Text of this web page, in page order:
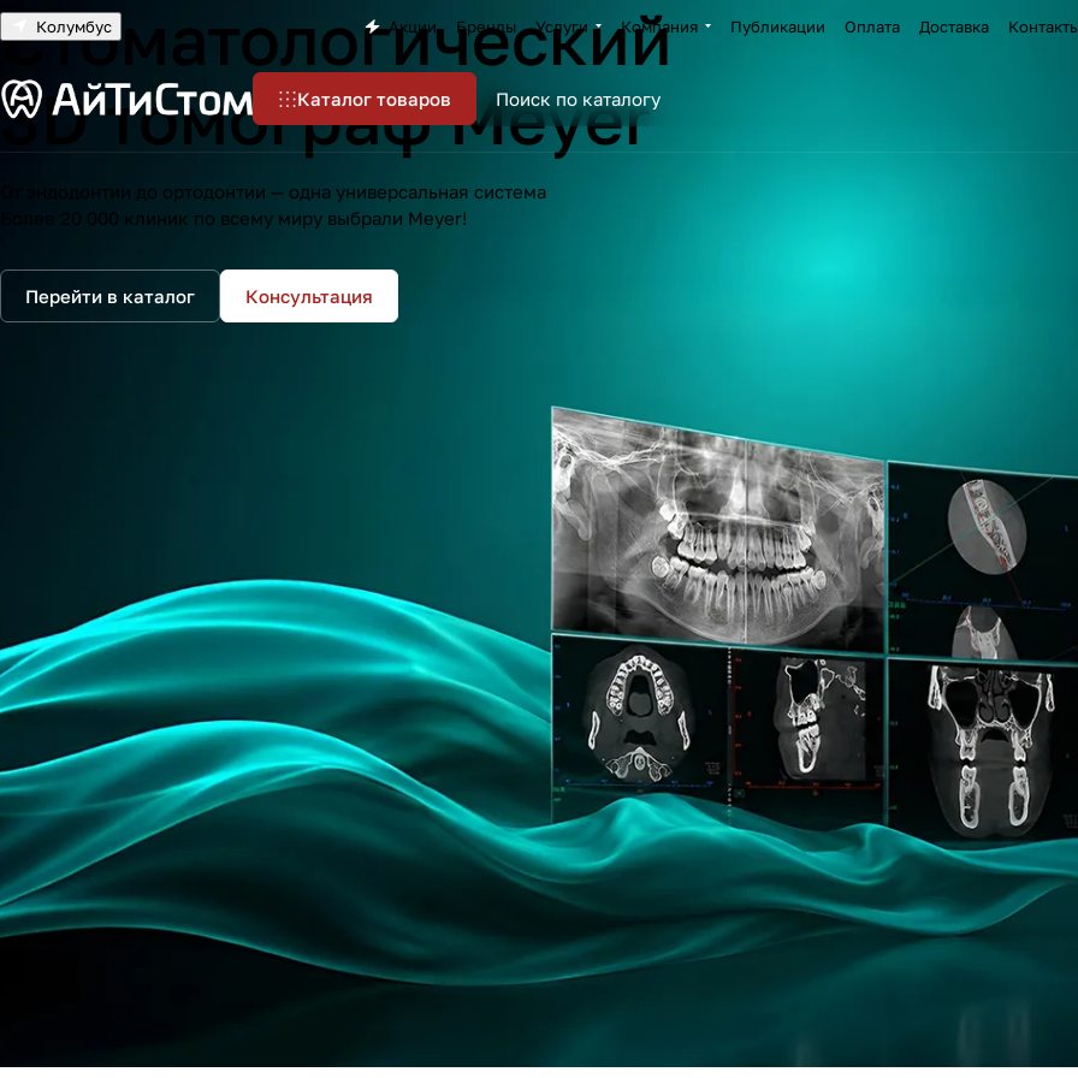
Колумбус Акции Бренды Услуги Компания Публикации Оплата Доставка
Каталог товаров
Cтоматологический
3D томограф Meyer
От эндодонтии до ортодонтии — одна универсальная система
Более 20 000 клиник по всему миру выбрали Meyer!
Перейти в каталог Консультация